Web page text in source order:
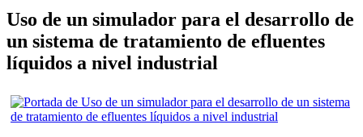
Uso de un simulador para el desarrollo de
un sistema de tratamiento de efluentes
líquidos a nivel industrial